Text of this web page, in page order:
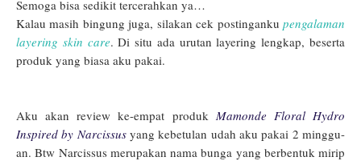
Semoga bisa sedikit tercerahkan ya…
Kalau masih bingung juga, silakan cek postinganku pengalaman
layering skin care. Di situ ada urutan layering lengkap, beserta
produk yang biasa aku pakai.
Aku akan review ke-empat produk Mamonde Floral Hydro
Inspired by Narcissusyang kebetulan udah aku pakai 2 minggu-
an. Btw Narcissus merupakan nama bunga yang berbentuk mirip